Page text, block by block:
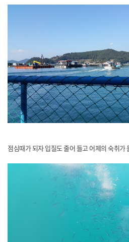
점심때가 되자 입질도 줄어 들고 어제의 숙취가